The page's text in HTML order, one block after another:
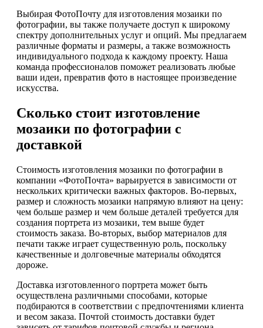
Выбирая ФотоПочту для изготовления мозаики по
фотографии, вы также получаете доступ к широкому
спектру дополнительных услуг и опций. Мы предлагаем
различные форматы и размеры, а также возможность
индивидуального подхода к каждому проекту. Наша
команда профессионалов поможет реализовать любые
ваши идеи, превратив фото в настоящее произведение
искусства.
Сколько стоит изготовление
мозаики по фотографии с
доставкой
Стоимость изготовления мозаики по фотографии в
компании «ФотоПочта» варьируется в зависимости от
нескольких критически важных факторов. Во-первых,
размер и сложность мозаики напрямую влияют на цену:
чем больше размер и чем больше деталей требуется для
создания портрета из мозаики, тем выше будет
стоимость заказа. Во-вторых, выбор материалов для
печати также играет существенную роль, поскольку
качественные и долговечные материалы обходятся
дороже.
Доставка изготовленного портрета может быть
осуществлена различными способами, которые
подбираются в соответствии с предпочтениями клиента
и весом заказа. Почтой стоимость доставки будет